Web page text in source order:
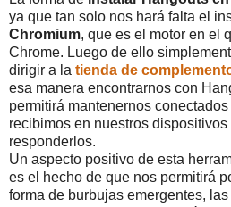
ya que tan solo nos hará falta el
Chromium, que es el motor en el
Chrome. Luego de ello
dirigir a la tienda de
esa manera encontrarnos con
permitirá mantenernos
recibimos en nuestros
responderlos.
Un aspecto positivo de esta
es el hecho de que nos permitirá
forma de burbujas emergentes,